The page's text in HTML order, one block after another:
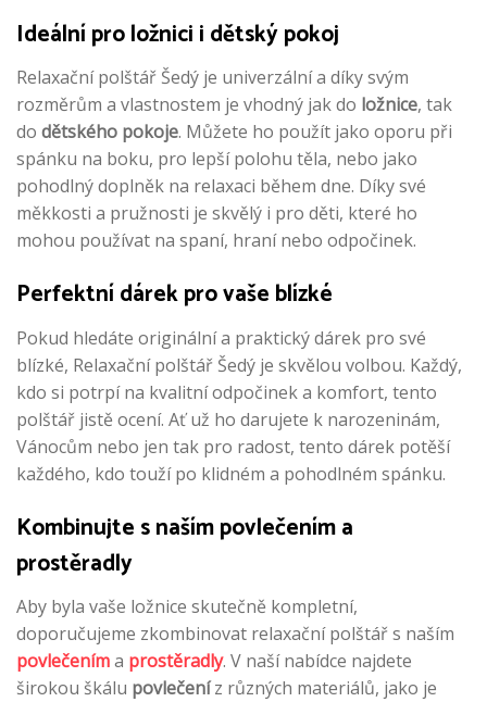
Ideální pro ložnici i dětský pokoj
Relaxační polštář Šedý je univerzální a díky svým
rozměrům a vlastnostem je vhodný jak do ložnice, tak
do dětského pokoje. Můžete ho použít jako oporu při
spánku na boku, pro lepší polohu těla, nebo jako
pohodlný doplněk na relaxaci během dne. Díky své
měkkosti a pružnosti je skvělý i pro děti, které ho
mohou používat na spaní, hraní nebo odpočinek.
Perfektní dárek pro vaše blízké
Pokud hledáte originální a praktický dárek pro své
blízké, Relaxační polštář Šedý je skvělou volbou. Každý,
kdo si potrpí na kvalitní odpočinek a komfort, tento
polštář jistě ocení. Ať už ho darujete k narozeninám,
Vánocům nebo jen tak pro radost, tento dárek potěší
každého, kdo touží po klidném a pohodlném spánku.
Kombinujte s naším povlečením a
prostěradly
Aby byla vaše ložnice skutečně kompletní,
doporučujeme zkombinovat relaxační polštář s naším
povlečeníma prostěradly. V naší nabídce najdete
širokou škálu povlečeníz různých materiálů, jako je